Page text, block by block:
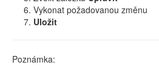
Vykonat požadovanou změnu
Uložit
Poznámka: